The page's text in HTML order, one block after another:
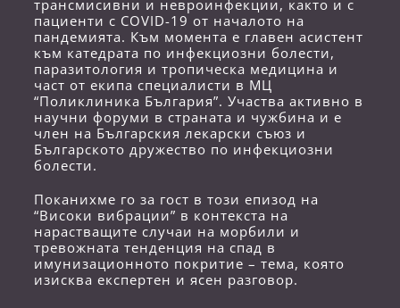
трансмисивни и невроинфекции, както и с
пациенти с COVID-19 от началото на
пандемията. Към момента е главен асистент
към катедрата по инфекциозни болести,
паразитология и тропическа медицина и
част от екипа специалисти в МЦ
“Поликлиника България”. Участва активно в
научни форуми в страната и чужбина и е
член на Българския лекарски съюз и
Българското дружество по инфекциозни
болести.
Поканихме го за гост в този епизод на
“Високи вибрации” в контекста на
нарастващите случаи на морбили и
тревожната тенденция на спад в
имунизационното покритие – тема, която
изисква експертен и ясен разговор.